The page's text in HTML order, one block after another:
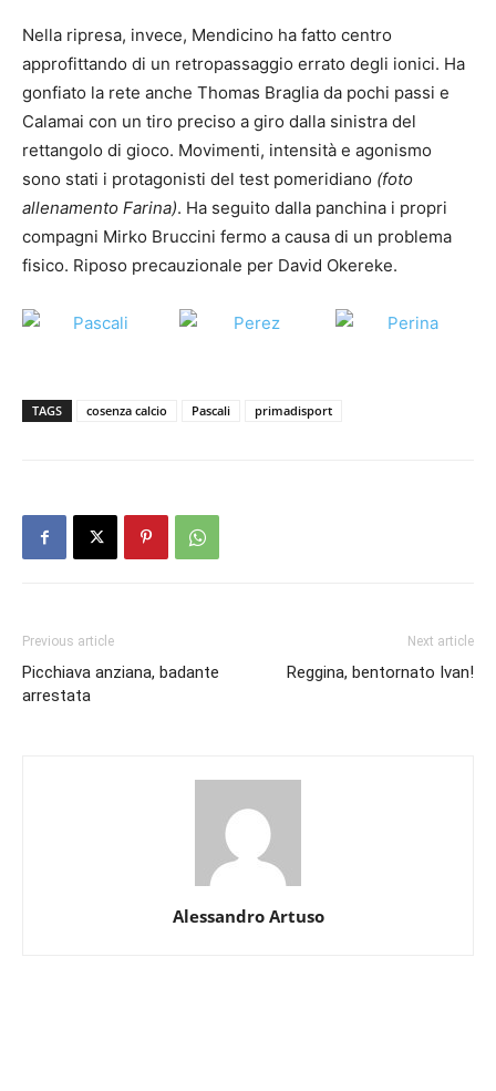
Nella ripresa, invece, Mendicino ha fatto centro
approfittando di un retropassaggio errato degli ionici. Ha
gonfiato la rete anche Thomas Braglia da pochi passi e
Calamai con un tiro preciso a giro dalla sinistra del
rettangolo di gioco. Movimenti, intensità e agonismo
sono stati i protagonisti del test pomeridiano (foto
allenamento Farina). Ha seguito dalla panchina i propri
compagni Mirko Bruccini fermo a causa di un problema
fisico. Riposo precauzionale per David Okereke.
TAGS cosenza calcio Pascali primadisport
Previous article
Picchiava anziana, badante
arrestata
Next article
Reggina, bentornato Ivan!
Alessandro Artuso